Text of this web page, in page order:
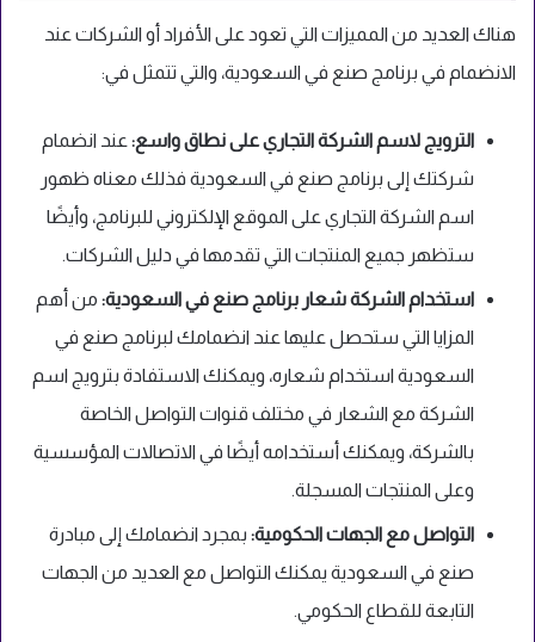
هناك العديد من المميزات التي تعود على الأفراد أو الشركات عند
الانضمام في برنامج صنع في السعودية، والتي تتمثل في:
الترويج لاسم الشركة التجاري على نطاق واسع: عند انضمام
شركتك إلى برنامج صنع في السعودية فذلك معناه ظهور
اسم الشركة التجاري على الموقع الإلكتروني للبرنامج، وأيضًا
ستظهر جميع المنتجات التي تقدمها في دليل الشركات.
استخدام الشركة شعار برنامج صنع في السعودية: من أهم
المزايا التي ستحصل عليها عند انضمامك لبرنامج صنع في
السعودية استخدام شعاره، ويمكنك الاستفادة بترويج اسم
الشركة مع الشعار في مختلف قنوات التواصل الخاصة
بالشركة، ويمكنك أستخدامه أيضًا في الاتصالات المؤسسية
وعلى المنتجات المسجلة.
التواصل مع الجهات الحكومية: بمجرد انضمامك إلى مبادرة
صنع في السعودية يمكنك التواصل مع العديد من الجهات
التابعة للقطاع الحكومي.